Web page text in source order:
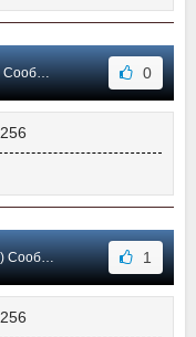
#14 0
#13 1